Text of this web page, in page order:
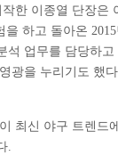
한 이종열 단장은
하고 돌아온
석 업무를 담당하
광을 누리기도 했
최신 야구 트렌드
.